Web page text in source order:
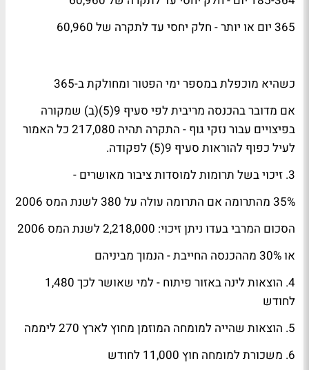
365 יום או יותר - חלק יחסי עד לתקרה של 60,960
כשהיא מוכפלת במספר ימי הפטור ומחולקת ב-365
אם מדובר בהכנסה מריבית לפי סעיף 9(5)(ב) שמקורה
בפיצויים עבור נזקי גוף - התקרה תהיה 217,080 כל האמור
לעיל כפוף להוראות סעיף 9(5) לפקודה.
3. זיכוי בשל תרומות למוסדות ציבור מאושרים -
35% מהתרומה אם התרומה עולה על 380 לשנת המס 2006
הסכום המרבי בעדו ניתן זיכוי: 2,218,000 לשנת המס 2006
או 30% מההכנסה החייבת - הנמוך מביניהם
4. הוצאות לינה באזור פיתוח - למי שאושר לכך 1,480
לחודש
5. הוצאות שהייה למומחה המוזמן מחוץ לארץ 270 ליממה
6. משכורת למומחה חוץ 11,000 לחודש